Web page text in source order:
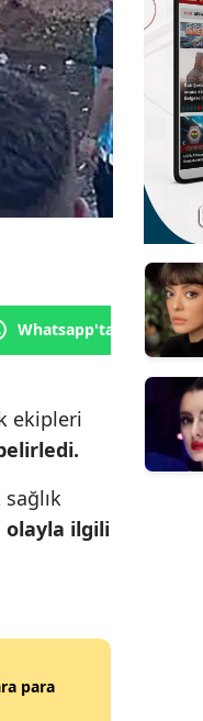
Whatsapp'tan Gönder
ekipleri
olayla ilgili
para